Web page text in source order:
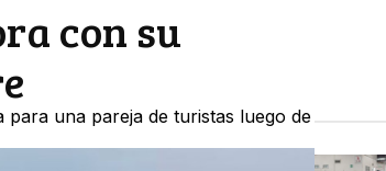
con su
una pareja de turistas luego de